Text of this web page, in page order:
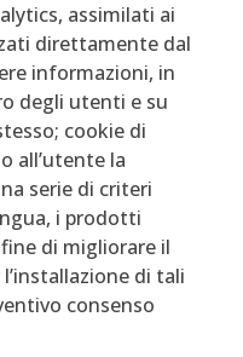
assimilati ai
direttamente dal
informazioni, in
degli utenti e su
cookie di
all’utente la
serie di criteri
i prodotti
di migliorare il
di tali
consenso